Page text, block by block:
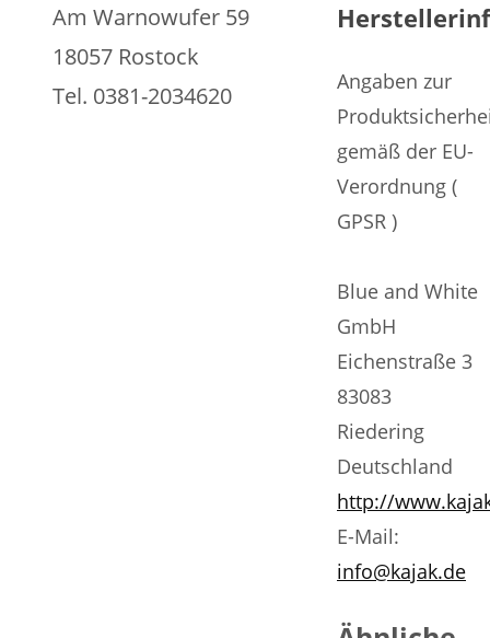
Angaben zur
gemäß der EU-
Verordnung (
GPSR )
Blue and White
GmbH
Eichenstraße 3
83083
Riedering
Deutschland
http://
E-Mail:
info@kajak.de
Am Warnowufer 59
18057 Rostock
Tel. 0381-2034620